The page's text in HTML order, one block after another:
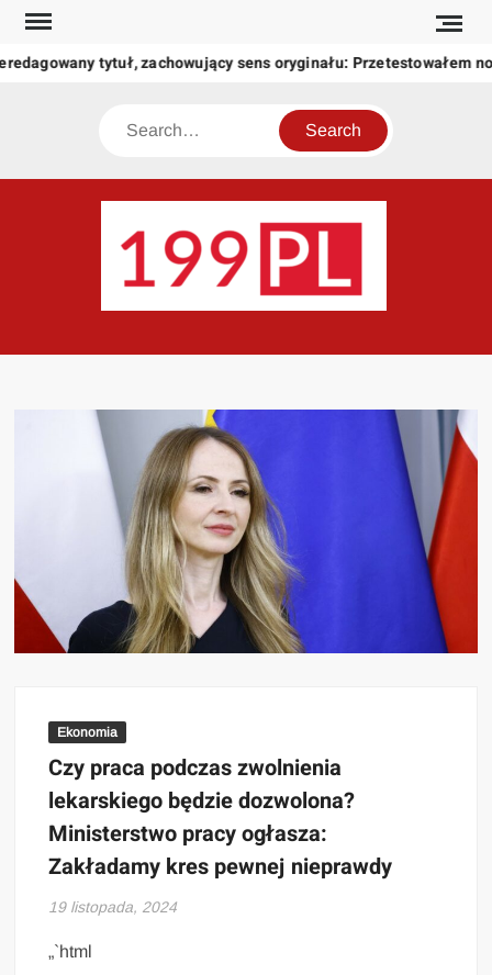
Skip
content
tytuł, zachowujący sens oryginału: Przetestowałem
Search
świat
Ekonomia
Czy praca podczas zwolnienia
lekarskiego będzie dozwolona?
Ministerstwo pracy ogłasza:
Zakładamy kres pewnej nieprawdy
19 listopada, 2024
„`html